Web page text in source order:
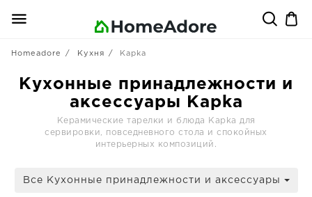
Homeadore Кухня Kapka
Кухонные принадлежности и
аксессуары Kapka
Керамические тарелки и блюда Kapka для
сервировки, повседневного стола и спокойных
интерьерных композиций.
Все Кухонные принадлежности и аксессуары